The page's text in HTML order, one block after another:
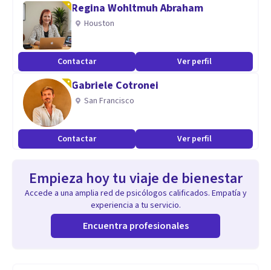
Regina Wohltmuh Abraham
Houston
Contactar Ver perfil
Gabriele Cotronei
San Francisco
Contactar Ver perfil
Empieza hoy tu viaje de bienestar
Accede a una amplia red de psicólogos calificados. Empatía y
experiencia a tu servicio.
Encuentra profesionales